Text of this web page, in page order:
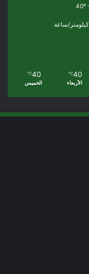
40
℃
الأربعاء
40
℃
الخميس